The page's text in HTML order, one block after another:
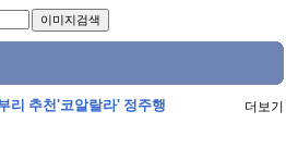
리 추천'코알랄라' 정주행 더보기